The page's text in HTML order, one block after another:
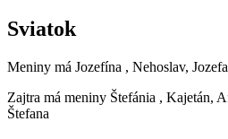
Sviatok
Meniny má Jozefína , Nehoslav, Jozefa
Zajtra má meniny Štefánia , Kajetán,
Štefana